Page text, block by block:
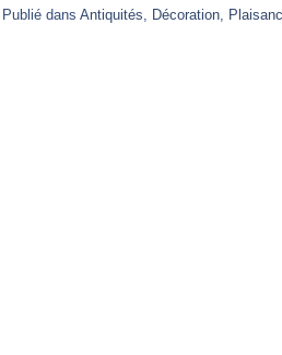
Publié dans Antiquités Décoration